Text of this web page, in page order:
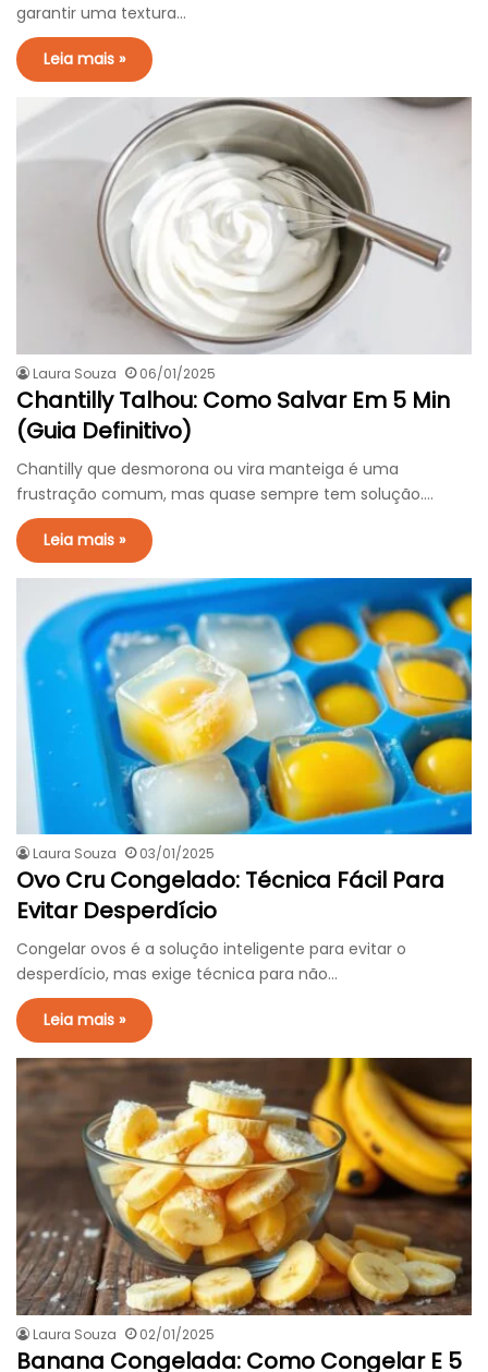
garantir uma textura…
Leia mais »
Laura Souza 06/01/2025
Chantilly Talhou: Como Salvar Em 5 Min
(Guia Definitivo)
Chantilly que desmorona ou vira manteiga é uma
frustração comum, mas quase sempre tem solução.…
Leia mais »
Laura Souza 03/01/2025
Ovo Cru Congelado: Técnica Fácil Para
Evitar Desperdício
Congelar ovos é a solução inteligente para evitar o
desperdício, mas exige técnica para não…
Leia mais »
Laura Souza 02/01/2025
Banana Congelada: Como Congelar E 5